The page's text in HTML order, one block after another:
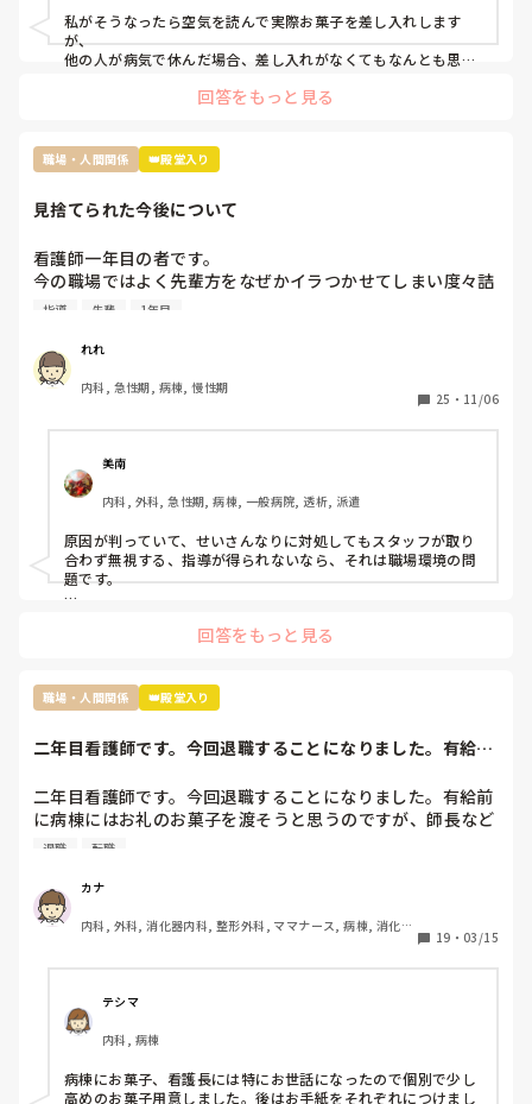
にしましたが…
ぶっちゃけ遊んでたわけではなくむしろコロナで苦しんでた
のにお菓子ごときでって話なんですけど、菓子折り買いに行
皆さんはそんな休んだらお菓子みたいなルールあります
私がそうなったら空気を読んで実際お菓子を差し入れします
が、
他の人が病気で休んだ場合、差し入れがなくてもなんとも思わ
コロナ感染の類や急病の場合は特に、そんな余裕もないでしょ
ね。
当たり前なんだから、文句言う人の気持ちが全くわかりませ
多分その人はいいお菓子を貰っても、休んだ事に対して文句を
言うタイプじゃないかなと思います。
『ただの文句言いたいウーマン』だと認識してしまいます。
そういう人は苦手なので、私だったら本人に
回答をもっと見る
職場・人間関係 👑殿堂入り
見捨てられた今後について
看護師一年目の者です。
今の職場ではよく先輩方をなぜかイラつかせてしまい度々詰
所で私のことについて色々と言ってることを耳にします。
が不快に感じると言われてます。
推測ですが私は人見知りで話すのが苦手なため毎日ペコペコ
しながら愛想笑いをして先輩方の機嫌を伺いなんとか仕事を
しかし元々メンタルも強くなかったことからこの状況がスト
レスとなり体調を崩し、睡眠不足と少し鬱状態な感じで仕事
をしていました。そのせいもあってか先輩に言われたことを
やってなかったりケアレスミスが目立つようになり、もとも
とよく思われてなかったため、この行いからついに見捨てら
れました。
見捨てられたと確信したのは明らかにもう何も指導していた
だけなくなり、詰所で〜さんにはもう無視した。もう教えな
原因は自分だとわかっているのでしょうがないことだとは理
いのかわからなくなりました。
ちなみに私の職場ではすぐ噂は広まるので私のことはほぼ全
今後は今の私の不注意を正し、頑張っていきたいと思ってい
かわからないです。こんな私ですが何かアドバイスいただけ
れば嬉しいです。
指導 先輩 1年目
れれ
内科, 急性期, 病棟, 慢性期
25 ・ 11/06
美南
内科, 外科, 急性期, 病棟, 一般病院, 透析, 派遣
原因が判っていて、せいさんなりに対処してもスタッフが取り
合わず無視する、指導が得られないなら、それは職場環境の問
題です。
かれているんですよね。
「急性期の病棟で一から学び直す」
く領域を見つけて転職したくなった時に、キャリアが役立つの
ではないかと思います。
の看護師相手に無理な愛想笑いや、ご機嫌取りをしないことで
す。
聞き役に徹して、余計なことを言わず、必要最低限の報告・連
絡・相談だけして、淡々と自分の仕事をこなすようにしてくだ
さい。
わからないことがあったときだけ、周りの看護師に聞いてくだ
さい。
回答をもっと見る
職場・人間関係 👑殿堂入り
二年目看護師です。今回退職することになりました。有給前
二年目看護師です。今回退職することになりました。有給前
に病棟にはお礼のお菓子を渡そうと思うのですが、師長など
個々へお礼のお菓子を用意するか迷っています。みなさん移
退職 転職
カナ
内科, 外科, 消化器内科, 整形外科, ママナース, 病棟, 消化器
19 ・ 03/15
テシマ
内科, 病棟
病棟にお菓子、看護長には特にお世話になったので個別で少し
高めのお菓子用意しました。後はお手紙をそれぞれにつけまし